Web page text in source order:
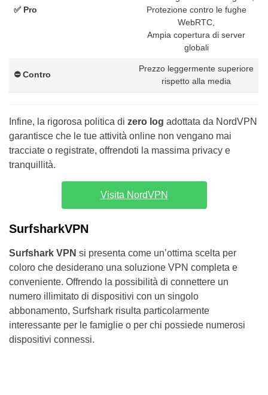
✅ Pro
Protezione contro le fughe
WebRTC,
Ampia copertura di server
globali
⛔️ Contro
Prezzo leggermente superiore
rispetto alla media
Infine, la rigorosa politica di zero log adottata da NordVPN
garantisce che le tue attività online non vengano mai
tracciate o registrate, offrendoti la massima privacy e
tranquillità.
Visita NordVPN
SurfsharkVPN
Surfshark VPN si presenta come un’ottima scelta per
coloro che desiderano una soluzione VPN completa e
conveniente. Offrendo la possibilità di connettere un
numero illimitato di dispositivi con un singolo
abbonamento, Surfshark risulta particolarmente
interessante per le famiglie o per chi possiede numerosi
dispositivi connessi.